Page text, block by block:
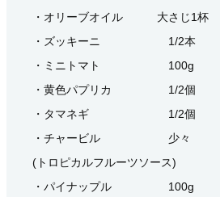
・オリーブオイル 大さじ1杯
・ズッキーニ 1/2本
・ミニトマト 100g
・黄色パプリカ 1/2個
・タマネギ 1/2個
・チャービル 少々
(トロピカルフルーツソース)
・パイナップル 100g